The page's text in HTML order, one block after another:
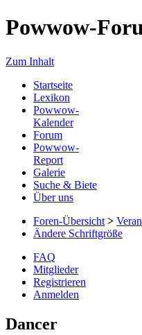
Powwow-
Zum Inhalt
Startseite
Lexikon
Powwow-
Kalender
Forum
Powwow-
Report
Galerie
Suche & Biete
Über uns
Foren-Übersicht >
Ändere Schriftgröße
FAQ
Mitglieder
Registrieren
Anmelden
Dancer